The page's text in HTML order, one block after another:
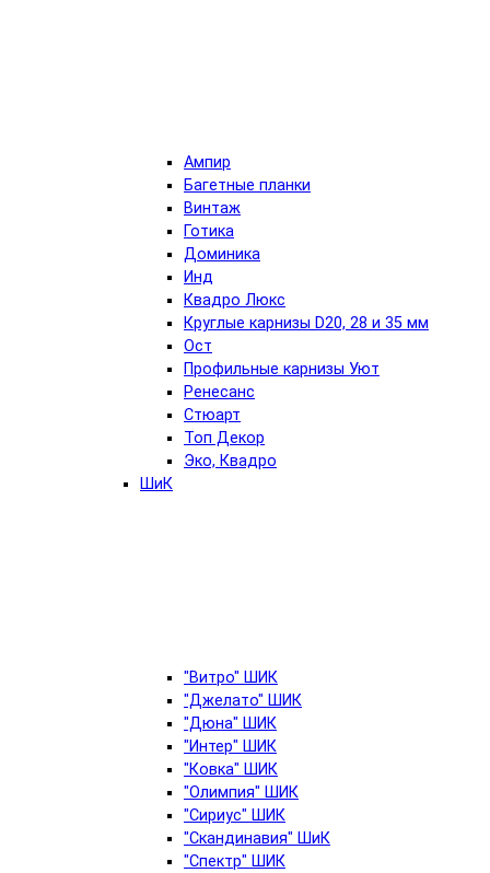
Ампир
Багетные планки
Винтаж
Готика
Доминика
Инд
Квадро Люкс
Круглые карнизы D20, 28 и 35 мм
Ост
Профильные карнизы Уют
Ренесанс
Стюарт
Топ Декор
Эко, Квадро
ШиК
"Витро" ШИК
"Джелато" ШИК
"Дюна" ШИК
"Интер" ШИК
"Ковка" ШИК
"Олимпия" ШИК
"Сириус" ШИК
"Скандинавия" ШиК
"Спектр" ШИК